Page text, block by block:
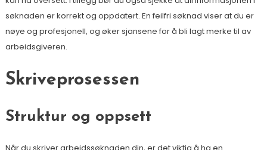
søknaden er korrekt og oppdatert. En feilfri søknad viser at du er
nøye og profesjonell, og øker sjansene for å bli lagt merke til av
arbeidsgiveren.
Skriveprosessen
Struktur og oppsett